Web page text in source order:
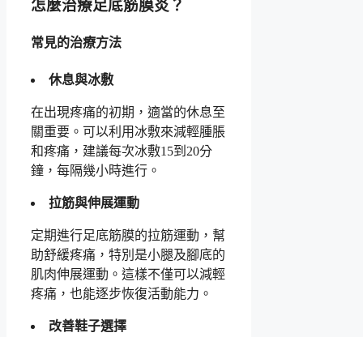
怎麼治療足底筋膜炎？
常見的治療方法
休息與冰敷
在出現疼痛的初期，適當的休息至
關重要。可以利用冰敷來減輕腫脹
和疼痛，建議每次冰敷15到20分
鐘，每隔幾小時進行。
拉筋與伸展運動
定期進行足底筋膜的拉筋運動，幫
助舒緩疼痛，特別是小腿及腳底的
肌肉伸展運動。這樣不僅可以減輕
疼痛，也能逐步恢復活動能力。
改善鞋子選擇